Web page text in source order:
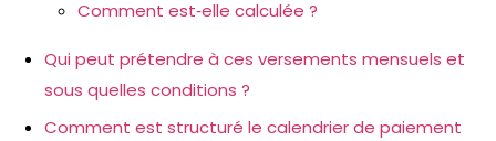
Comment est‑elle calculée ?
Qui peut prétendre à ces versements mensuels et
sous quelles conditions ?
Comment est structuré le calendrier de paiement